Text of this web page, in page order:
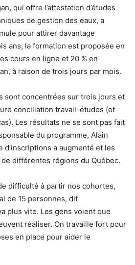
qui offre l’attestation d’études
de gestion des eaux, a
pour attirer davantage
ans, la formation est proposée en
cours en ligne et 20 % en
à raison de trois jours par mois.
sont concentrées sur trois jours et
conciliation travail-études (et
Les résultats ne se sont pas fait
du programme, Alain
d’inscriptions a augmenté et les
différentes régions du Québec.
difficulté à partir nos cohortes,
de 15 personnes, dit
plus vite. Les gens voient que
réaliser. On travaille fort pour
en place pour aider le